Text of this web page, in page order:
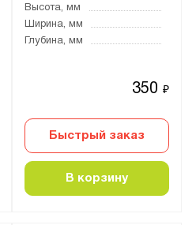
Высота, мм
Ширина, мм
Глубина, мм
350₽
Быстрый заказ
В корзину